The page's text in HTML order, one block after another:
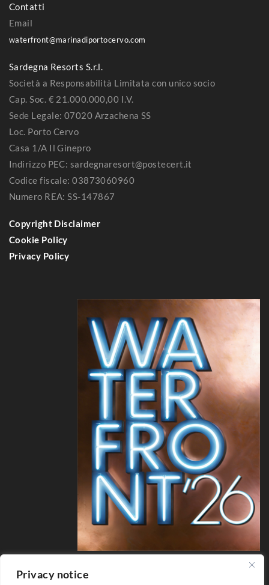
Privacy notice
Contatti
Email
waterfront@marinadiportocervo.com
Sardegna Resorts S.r.l.
Società a Responsabilità Limitata con unico socio
Cap. Soc. € 21.000.000,00 I.V.
Sede Legale: 07020 Arzachena SS
Loc. Porto Cervo
Casa 1/A Il Ginepro
Indirizzo PEC: sardegnaresort@postecert.it
Codice fiscale: 03873060960
Numero REA: SS-147867
Copyright Disclaimer
Cookie Policy
Privacy Policy